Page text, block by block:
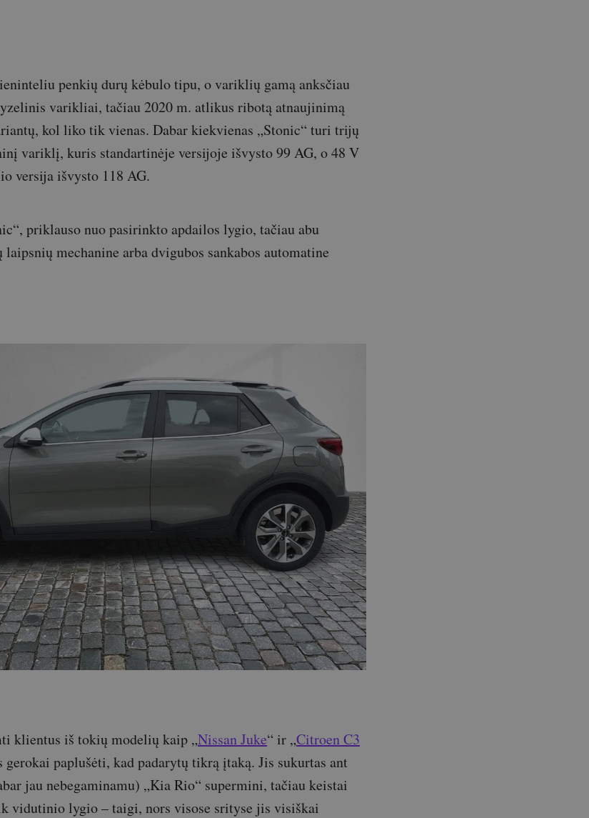
penkių durų kėbulo tipu, o variklių gamą anksčiau
varikliai, tačiau 2020 m. atlikus ribotą atnaujinimą
kol liko tik vienas. Dabar kiekvienas „Stonic“ turi trijų
variklį, kuris standartinėje versijoje išvysto 99 AG, o 48 V
versija išvysto 118 AG.
priklauso nuo pasirinkto apdailos lygio, tačiau abu
mechanine arba dvigubos sankabos automatine
klientus iš tokių modelių kaip „Nissan Juke“ ir „Citroen C3
gerokai paplušėti, kad padarytų tikrą įtaką. Jis sukurtas ant
jau nebegaminamu) „Kia Rio“ supermini, tačiau keistai
vidutinio lygio – taigi, nors visose srityse jis visiškai